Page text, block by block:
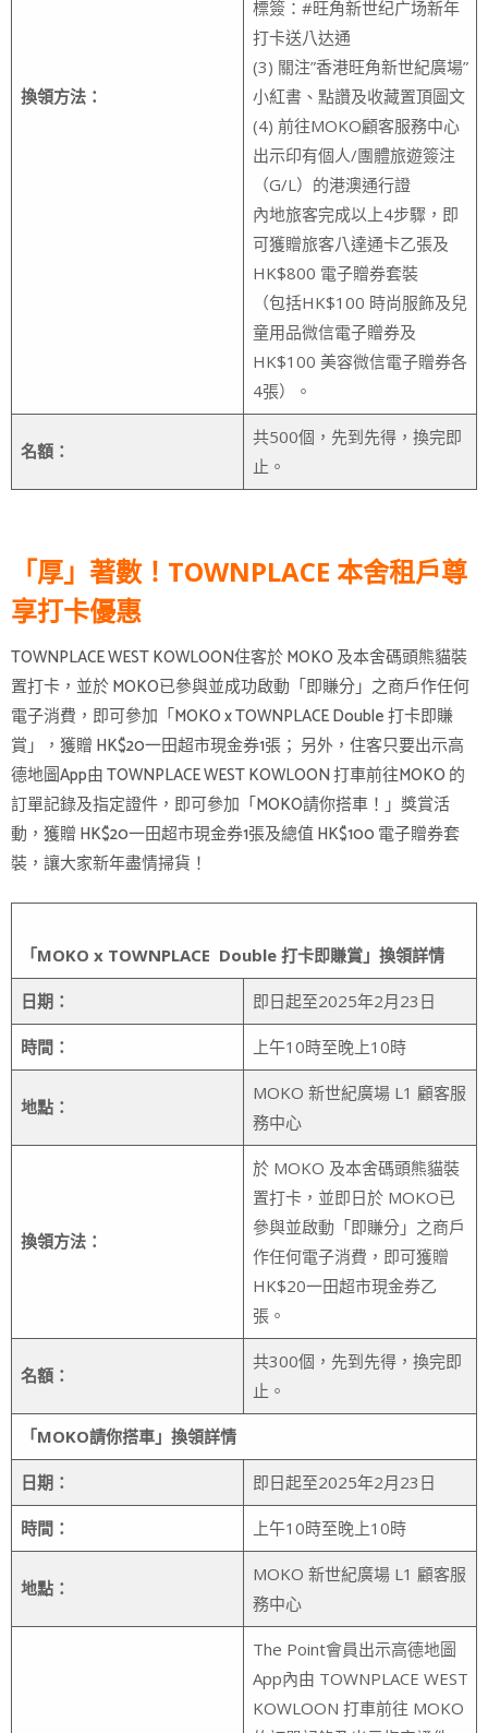
換領方法：
標簽：#旺角新世纪广场新年
打卡送八达通
(3) 關注”香港旺角新世紀廣場”
小紅書、點讚及收藏置頂圖文
(4) 前往MOKO顧客服務中心
出示印有個人/團體旅遊簽注
（G/L）的港澳通行證
內地旅客完成以上4步驟，即
可獲贈旅客八達通卡乙張及
HK$800 電子贈券套裝
（包括HK$100 時尚服飾及兒
童用品微信電子贈券及
HK$100 美容微信電子贈券各
4張）。
名額：
共500個，先到先得，換完即
止。
「厚」著數！TOWNPLACE 本舍租戶尊
享打卡優惠
TOWNPLACE WEST KOWLOON住客於 MOKO 及本舍碼頭熊貓裝
置打卡，並於 MOKO已參與並成功啟動「即賺分」之商戶作任何
電子消費，即可參加「MOKO x TOWNPLACE Double 打卡即賺
賞」，獲贈 HK$20一田超市現金券1張； 另外，住客只要出示高
德地圖App由 TOWNPLACE WEST KOWLOON 打車前往MOKO 的
訂單記錄及指定證件，即可參加「MOKO請你搭車！」獎賞活
動，獲贈 HK$20一田超市現金券1張及總值 HK$100 電子贈券套
裝，讓大家新年盡情掃貨！
「MOKO x TOWNPLACE Double 打卡即賺賞」換領詳情
日期： 即日起至2025年2月23日
時間： 上午10時至晚上10時
地點：
MOKO 新世紀廣場 L1 顧客服
務中心
換領方法：
於 MOKO 及本舍碼頭熊貓裝
置打卡，並即日於 MOKO已
參與並啟動「即賺分」之商戶
作任何電子消費，即可獲贈
HK$20一田超市現金券乙
張。
名額：
共300個，先到先得，換完即
止。
「MOKO請你搭車」換領詳情
日期： 即日起至2025年2月23日
時間： 上午10時至晚上10時
地點：
MOKO 新世紀廣場 L1 顧客服
務中心
The Point會員出示高德地圖
App內由 TOWNPLACE WEST
KOWLOON 打車前往 MOKO